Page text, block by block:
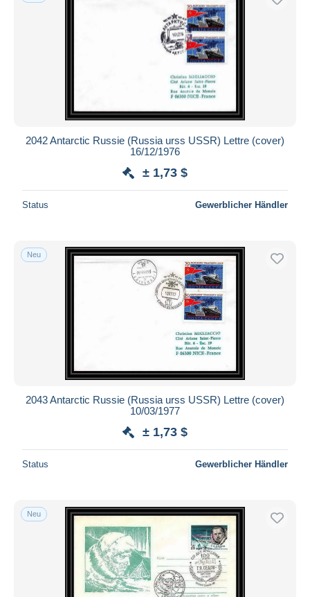
2042 Antarctic Russie (Russia urss USSR) Lettre (cover)
16/12/1976
± 1,73 $
Status Gewerblicher Händler
Neu
2043 Antarctic Russie (Russia urss USSR) Lettre (cover)
10/03/1977
± 1,73 $
Status Gewerblicher Händler
Neu